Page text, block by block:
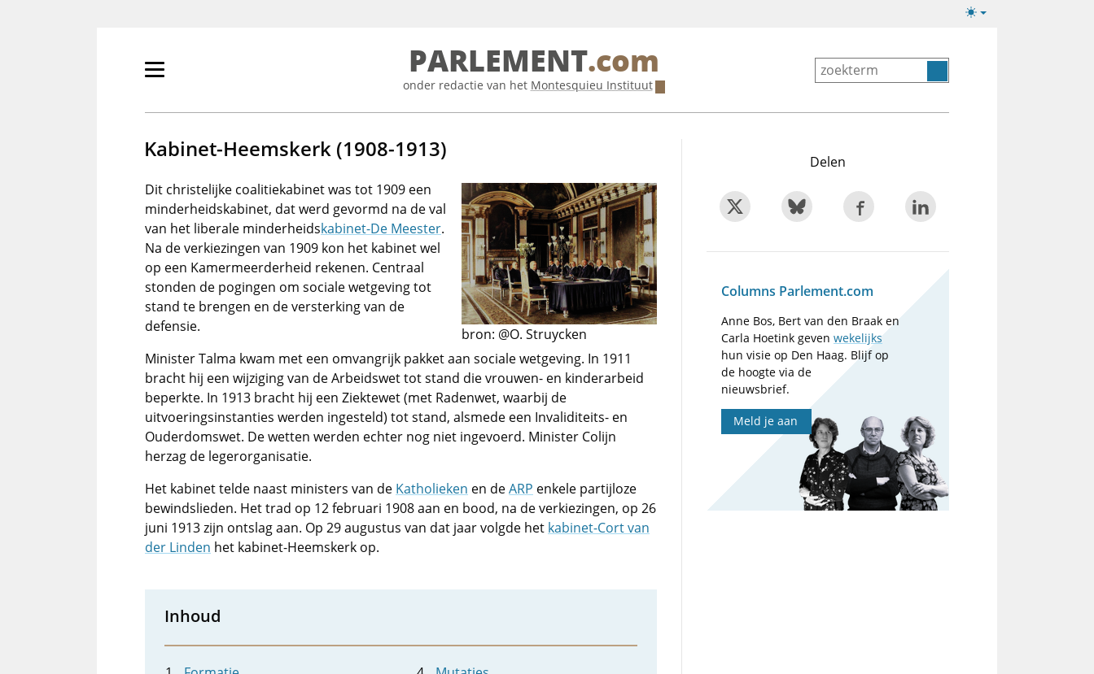
Lichte/donkere
Primair
tonen/verbergen
PARLEMENT.com
onder redactie van het Montesquieu Instituut
Kabinet-Heemskerk (1908-1913)
bron: @O. Struycken
Dit christelijke coalitiekabinet was tot 1909 een
minderheidskabinet, dat werd gevormd na de val
van het liberale minderheidskabinet-De Meester.
Na de verkiezingen van 1909 kon het kabinet wel
op een Kamermeerderheid rekenen. Centraal
stonden de pogingen om sociale wetgeving tot
stand te brengen en de versterking van de
defensie.
Minister Talma kwam met een omvangrijk pakket aan sociale wetgeving. In 1911
bracht hij een wijziging van de Arbeidswet tot stand die vrouwen- en kinderarbeid
beperkte. In 1913 bracht hij een Ziektewet (met Radenwet, waarbij de
uitvoeringsinstanties werden ingesteld) tot stand, alsmede een Invaliditeits- en
Ouderdomswet. De wetten werden echter nog niet ingevoerd. Minister Colijn
herzag de legerorganisatie.
Het kabinet telde naast ministers van de Katholieken en deARP enkele partijloze
bewindslieden. Het trad op 12 februari 1908 aan en bood, na de verkiezingen, op 26
juni 1913 zijn ontslag aan. Op 29 augustus van dat jaar volgde het kabinet-Cort van
der Linden het kabinet-Heemskerk op.
Inhoud
Delen
Columns Parlement.com
Anne Bos, Bert van den Braak en
Carla Hoetink gevenwekelijks
hun visie op Den Haag. Blijf op
de hoogte via de
nieuwsbrief.
Meld je aan